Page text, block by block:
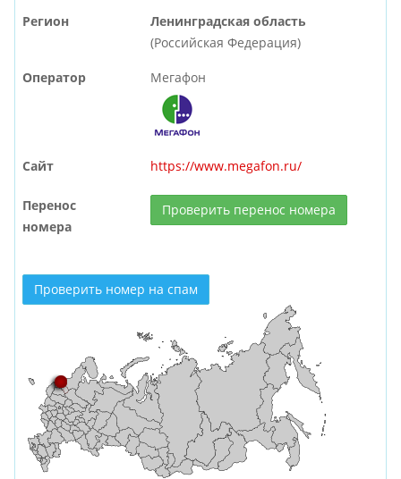
Регион
Ленинградская область
(Российская Федерация)
Оператор Мегафон
Сайт https://www.megafon.ru/
Перенос
номера
Проверить перенос номера
Проверить номер на спам